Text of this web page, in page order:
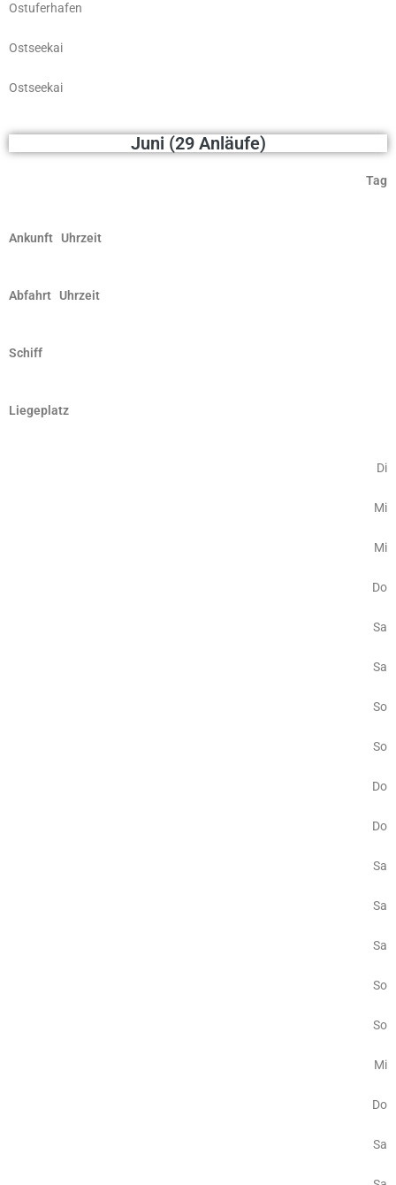
Ostuferhafen
Ostseekai
Ostseekai
Juni (29 Anläufe)
Tag
Ankunft Uhrzeit
Abfahrt Uhrzeit
Schiff
Liegeplatz
Di
Mi
Mi
Do
Sa
Sa
So
So
Do
Do
Sa
Sa
Sa
So
So
Mi
Do
Sa